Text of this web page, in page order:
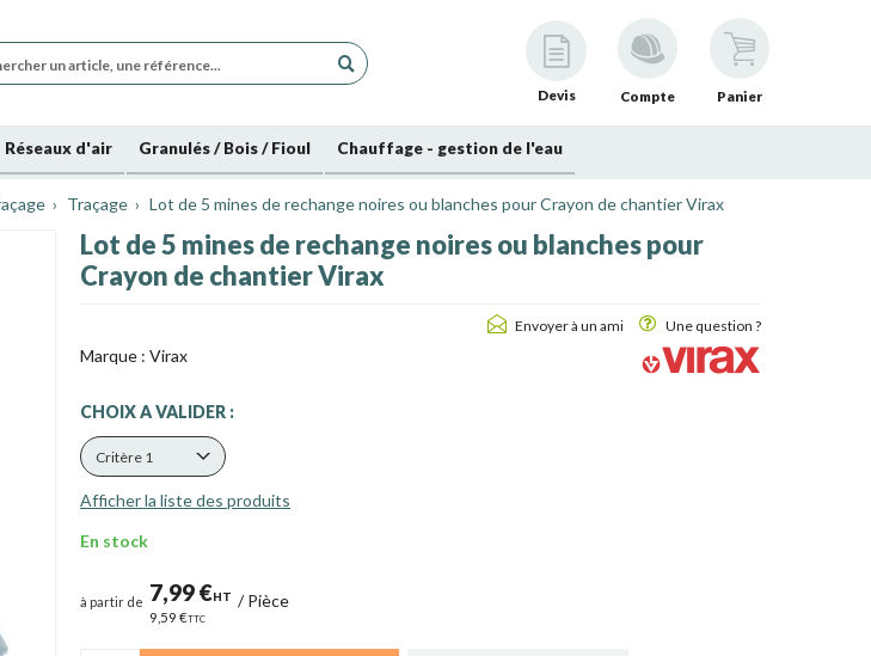
Devis Compte Panier
Réseaux d'air Granulés / Bois / Fioul Chauffage - gestion de l'eau
Traçage Lot de 5 mines de rechange noires ou blanches pour Crayon de chantier Virax
Lot de 5 mines de rechange noires ou blanches pour
Crayon de chantier Virax
Envoyer à un ami Une question ?
Marque : Virax
CHOIX A VALIDER :
Critère 1
Afficher la liste des produits
En stock
à partir de 7,99 €HT
9,59 €TTC
/Pièce